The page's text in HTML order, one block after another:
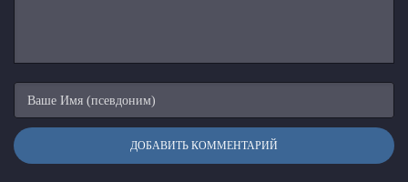
ДОБАВИТЬ КОММЕНТАРИЙ